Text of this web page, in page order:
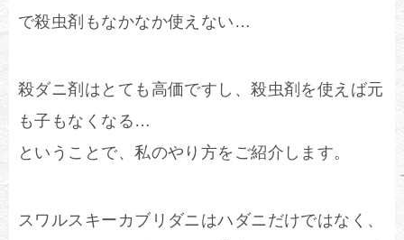
で殺虫剤もなかなか使えない…
殺ダニ剤はとても高価ですし、殺虫剤を使えば元
も子もなくなる…
ということで、私のやり方をご紹介します。
スワルスキーカブリダニはハダニだけではなく、